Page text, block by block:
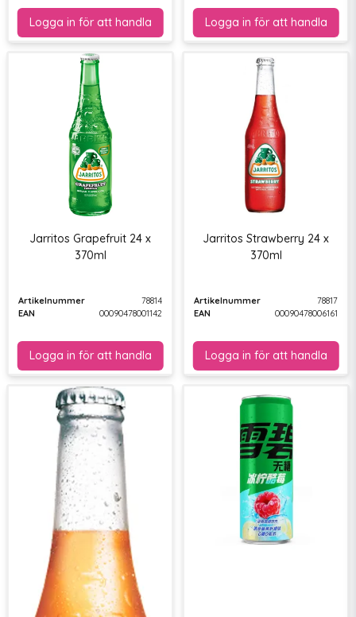
Jarritos Grapefruit 24 x
370ml
Artikelnummer
78814
EAN
00090478001142
Jarritos Strawberry 24 x
370ml
Artikelnummer
78817
EAN
00090478006161